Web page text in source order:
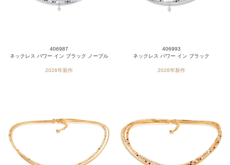
406987
ネックレス パワー イン ブラック ノーブル
2026年新作
406993
ネックレス パワー イン ブラック
2026年新作